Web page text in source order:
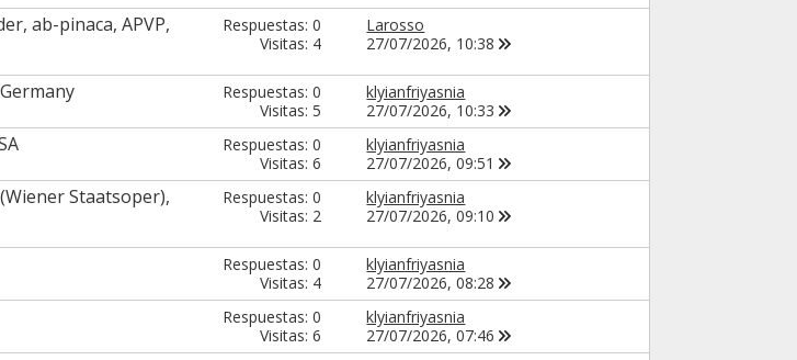
ab-pinaca, APVP,
Respuestas: 0
Visitas: 4
Larosso
27/07/2026, 10:38
Respuestas: 0
Visitas: 5
klyianfriyasnia
27/07/2026, 10:33
Respuestas: 0
Visitas: 6
klyianfriyasnia
27/07/2026,09:51
Staatsoper),
Respuestas: 0
Visitas: 2
klyianfriyasnia
27/07/2026,09:10
Respuestas: 0
Visitas: 4
klyianfriyasnia
27/07/2026,08:28
Respuestas: 0
Visitas: 6
klyianfriyasnia
27/07/2026,07:46